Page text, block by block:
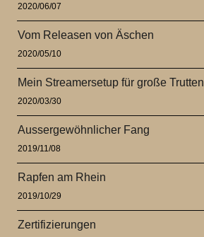
2020/06/07
Vom Releasen von Äschen
2020/05/10
Mein Streamersetup für große Trutten
2020/03/30
Aussergewöhnlicher Fang
2019/11/08
Rapfen am Rhein
2019/10/29
Zertifizierungen